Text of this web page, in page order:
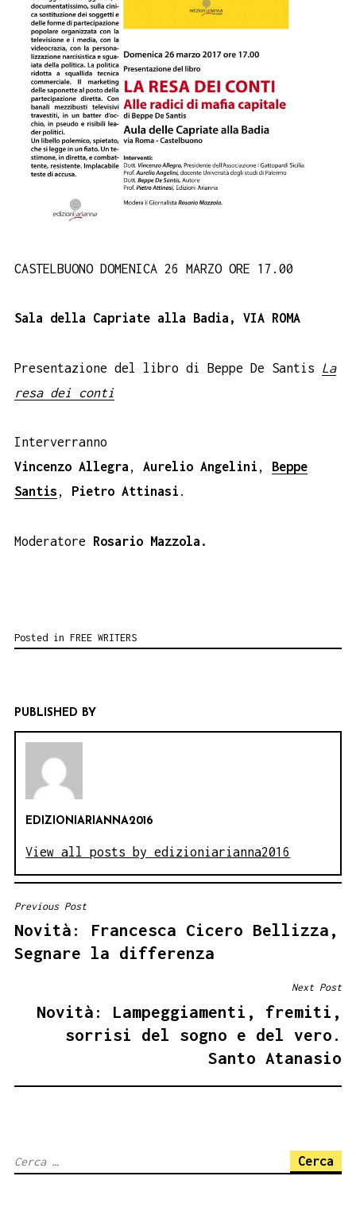
CASTELBUONO DOMENICA 26 MARZO ORE 17.00
Sala della Capriate alla Badia, VIA ROMA
Presentazione del libro di Beppe De Santis La
resa dei conti
Interverranno
Vincenzo Allegra , Aurelio Angelini , Beppe
Santis , Pietro Attinasi .
Moderatore Rosario Mazzola.
Posted in FREE WRITERS
PUBLISHED BY
EDIZIONIARIANNA2016
View all posts by edizioniarianna2016
NAVIGAZIONE
ARTICOLI
Previous Post
Novità: Francesca Cicero Bellizza,
Segnare la differenza
Next Post
Novità: Lampeggiamenti, fremiti,
sorrisi del sogno e del vero.
Santo Atanasio
Ricerca